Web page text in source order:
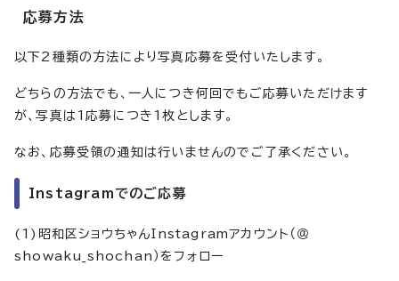
応募方法
以下2種類の方法により写真応募を受付いたします。
どちらの方法でも、一人につき何回でもご応募いただけます
が、写真は1応募につき1枚とします。
なお、応募受領の通知は行いませんのでご了承ください。
Instagramでのご応募
(1)昭和区ショウちゃんInstagramアカウント（＠
showaku_shochan）をフォロー